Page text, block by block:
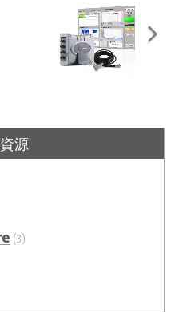
易於安裝與使用的旋轉機械設備監診
解決方案，內含4通道24位元資料擷
取模組與分析軟體
源
(3)